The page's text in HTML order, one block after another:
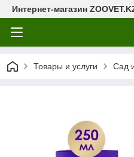
Интернет-магазин
Товары и услуги Сад